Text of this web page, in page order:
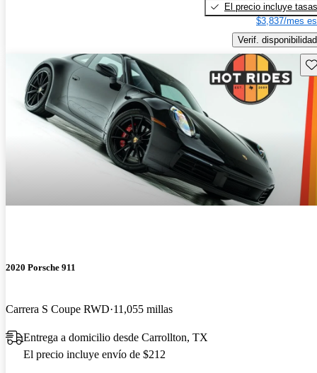
El precio incluye tasas
$3,837/mes
Verif. disponibilidad
2020 Porsche 911
Carrera S Coupe RWD 11,055 millas
Entrega a domicilio desde Carrollton, TX
El precio incluye envío de $212